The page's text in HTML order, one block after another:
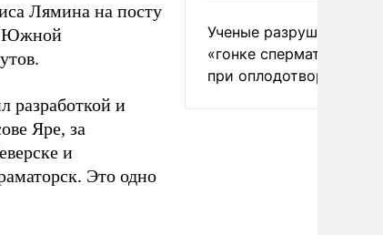
Лямина на посту
Южной
разработкой и
Яре, за
и
Это одно
Ученые разрушили миф
«гонке
при оплодотворении